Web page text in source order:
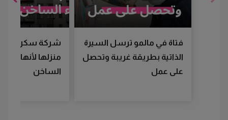
فتاة في مالمو ترسل السيرة
الذاتية بطريقة غريبة وتحصل
على عمل
شركة سكن
منزلها لأنها لم
الساخن